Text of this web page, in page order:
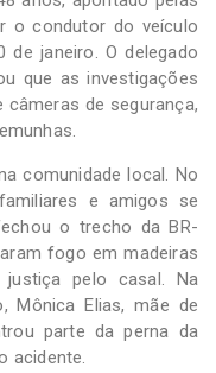
o condutor do veículo
de janeiro. O delegado
que as investigações
de segurança,
comunidade local. No
e amigos se
o trecho da BR-
fogo em madeiras
pelo casal. Na
Mônica Elias, mãe de
parte da perna da
acidente.